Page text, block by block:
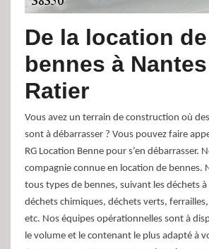
De la location de
bennes à
Ratier
Vous avez un terrain de construction où
sont à débarrasser ? Vous pouvez faire
RG Location Benne pour s’en débarrasser.
compagnie connue en location de bennes.
tous types de bennes, suivant les déchets
déchets chimiques, déchets verts,
etc. Nos équipes opérationnelles sont à
le volume et le contenant le plus adapté à